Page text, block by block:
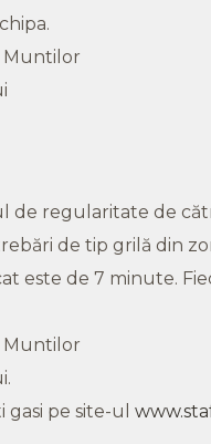
Muntilor
de regularitate de
de tip grilă din
este de 7 minute.
Muntilor
pe site-ul